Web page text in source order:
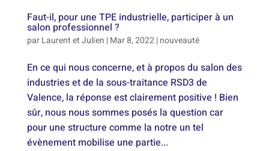
Faut-il, pour une TPE industrielle, participer à un
salon professionnel ?
parLaurent et Julien |Mar 8, 2022|nouveauté
En ce qui nous concerne, et à propos du salon des
industries et de la sous-traitance RSD3 de
Valence, la réponse est clairement positive ! Bien
sûr, nous nous sommes posés la question car
pour une structure comme la notre un tel
évènement mobilise une partie...